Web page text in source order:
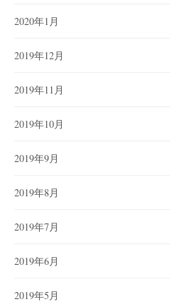
2020年1月
2019年12月
2019年11月
2019年10月
2019年9月
2019年8月
2019年7月
2019年6月
2019年5月